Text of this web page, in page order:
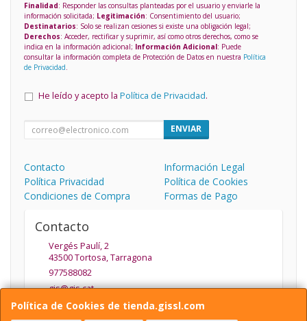
Política de Cookies de tienda.gissl.com
Finalidad: Responder las consultas planteadas por el usuario y enviarle la
información solicitada; Legitimación: Consentimiento del usuario;
Destinatarios: Solo se realizan cesiones si existe una obligación legal;
Derechos: Acceder, rectificar y suprimir, así como otros derechos, como se
indica en la información adicional; Información Adicional: Puede
consultar la información completa de Protección de Datos en nuestra Política
de Privacidad.
He leído y acepto la Política de Privacidad.
ENVIAR
Contacto
Información Legal
Política Privacidad
Política de Cookies
Condiciones de Compra
Formas de Pago
Contacto
Vergés Paulí, 2
43500Tortosa,Tarragona
977588082
gis@gis.cat